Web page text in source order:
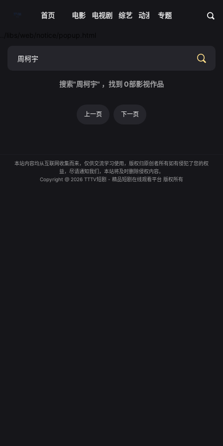
首页 电影 电视剧 综艺 动漫 短剧大全 资
专题
搜索"周柯宇" ，找到 0部影视作品
上一页 下一页
本站内容均从互联网收集而来，仅供交流学习使用，版权归原创者所有如有侵犯了您的权
益，尽请通知我们，本站将及时删除侵权内容。
Copyright @ 2026 TTTV短剧 - 精品短剧在线观看平台 版权所有